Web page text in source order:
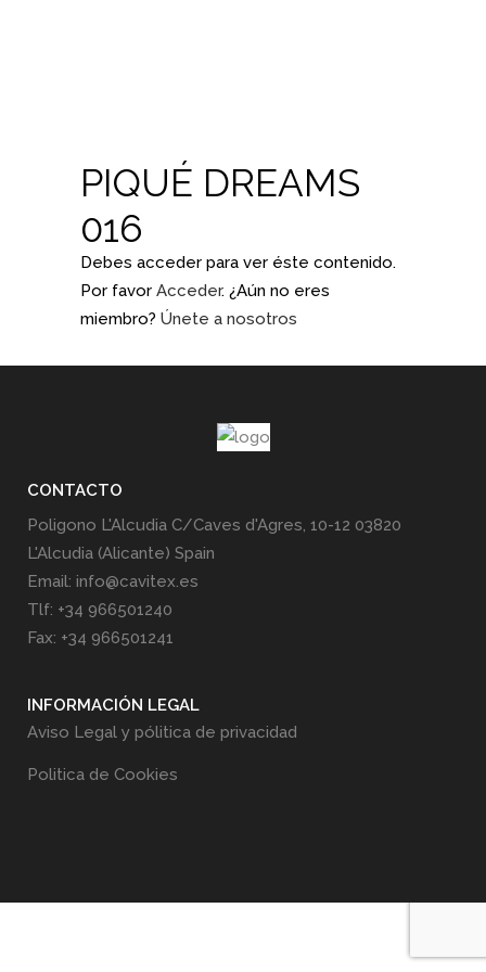
PIQUÉ DREAMS
016
Debes acceder para ver éste contenido.
Por favor Acceder. ¿Aún no eres
miembro? Únete a nosotros
CONTACTO
Poligono L'Alcudia C/Caves d'Agres, 10-12 03820
L'Alcudia (Alicante) Spain
Email: info@cavitex.es
Tlf: +34 966501240
Fax: +34 966501241
INFORMACIÓN LEGAL
Aviso Legal y pólitica de privacidad
Politica de Cookies